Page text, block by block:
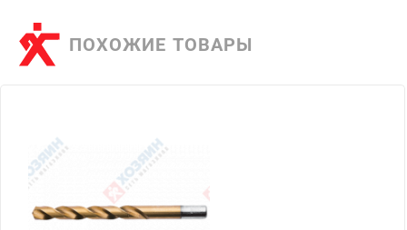
ПОХОЖИЕ ТОВАРЫ